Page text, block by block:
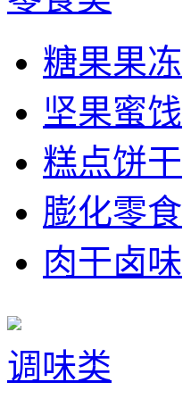
糖果果冻
坚果蜜饯
糕点饼干
膨化零食
肉干卤味
调味类